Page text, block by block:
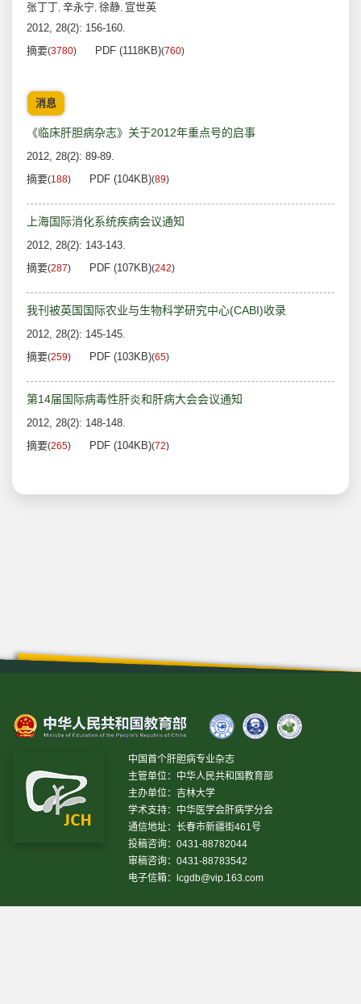
张丁丁, 辛永宁, 徐静, 宣世英
2012, 28(2): 156-160.
摘要(3780) PDF (1118KB)(760)
消息
《临床肝胆病杂志》关于2012年重点号的启事
2012, 28(2): 89-89.
摘要(188) PDF (104KB)(89)
上海国际消化系统疾病会议通知
2012, 28(2): 143-143.
摘要(287) PDF (107KB)(242)
我刊被英国国际农业与生物科学研究中心(CABI)收录
2012, 28(2): 145-145.
摘要(259) PDF (103KB)(65)
第14届国际病毒性肝炎和肝病大会会议通知
2012, 28(2): 148-148.
摘要(265) PDF (104KB)(72)
中国首个肝胆病专业杂志
主管单位：中华人民共和国教育部
主办单位：吉林大学
学术支持：中华医学会肝病学分会
通信地址：长春市新疆街461号
投稿咨询：0431-88782044
审稿咨询：0431-88783542
电子信箱：
lcgdb@vip.163.com